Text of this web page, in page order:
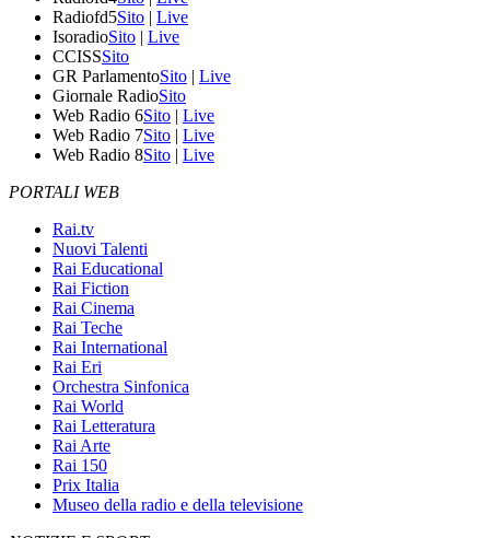
Radiofd5Sito | Live
IsoradioSito | Live
CCISSSito
GR ParlamentoSito | Live
Giornale RadioSito
Web Radio 6Sito | Live
Web Radio 7Sito | Live
Web Radio 8Sito | Live
PORTALI WEB
Rai.tv
Nuovi Talenti
Rai Educational
Rai Fiction
Rai Cinema
Rai Teche
Rai International
Rai Eri
Orchestra Sinfonica
Rai World
Rai Letteratura
Rai Arte
Rai 150
Prix Italia
Museo della radio e della televisione